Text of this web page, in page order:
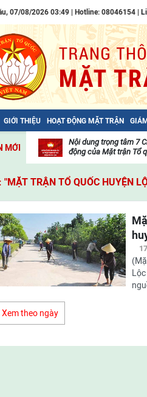
07/08/2026 03:49 | Hotline: 08046154 |
GIỚI THIỆU HOẠT ĐỘNG MẶT TRẬN
MỚI
viện
Nội dung trọng tâm 7
động của Mặt trận Tổ
"MẶT TRẬN TỔ QUỐC HUYỆN
Xem theo ngày